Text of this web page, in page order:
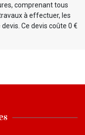
comprenant tous
à effectuer, les
Ce devis coûte 0 €